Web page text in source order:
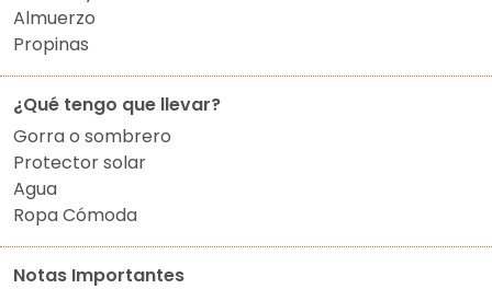
Almuerzo
Propinas
¿Qué tengo que llevar?
Gorra o sombrero
Protector solar
Agua
Ropa Cómoda
Notas Importantes